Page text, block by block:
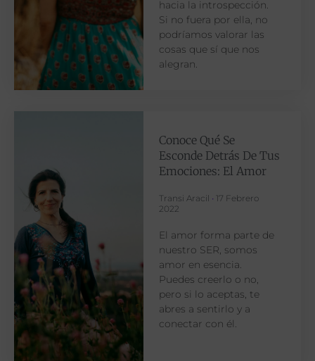
hacia la introspección.
Si no fuera por ella, no
podríamos valorar las
cosas que sí que nos
alegran.
Conoce Qué Se
Esconde Detrás De Tus
Emociones: El Amor
Transi Aracil
17 Febrero
2022
El amor forma parte de
nuestro SER, somos
amor en esencia.
Puedes creerlo o no,
pero si lo aceptas, te
abres a sentirlo y a
conectar con él.